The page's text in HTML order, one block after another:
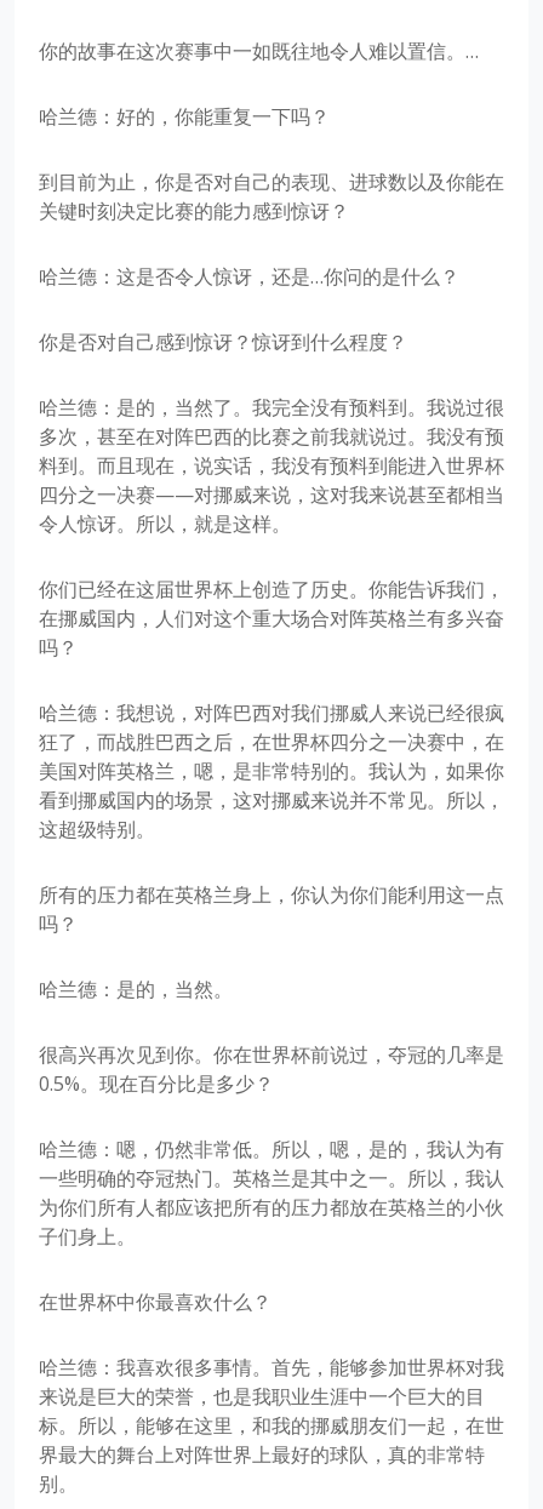
你的故事在这次赛事中一如既往地令人难以置信。…
哈兰德：好的，你能重复一下吗？
到目前为止，你是否对自己的表现、进球数以及你能在
关键时刻决定比赛的能力感到惊讶？
哈兰德：这是否令人惊讶，还是…你问的是什么？
你是否对自己感到惊讶？惊讶到什么程度？
哈兰德：是的，当然了。我完全没有预料到。我说过很
多次，甚至在对阵巴西的比赛之前我就说过。我没有预
料到。而且现在，说实话，我没有预料到能进入世界杯
四分之一决赛——对挪威来说，这对我来说甚至都相当
令人惊讶。所以，就是这样。
你们已经在这届世界杯上创造了历史。你能告诉我们，
在挪威国内，人们对这个重大场合对阵英格兰有多兴奋
吗？
哈兰德：我想说，对阵巴西对我们挪威人来说已经很疯
狂了，而战胜巴西之后，在世界杯四分之一决赛中，在
美国对阵英格兰，嗯，是非常特别的。我认为，如果你
看到挪威国内的场景，这对挪威来说并不常见。所以，
这超级特别。
所有的压力都在英格兰身上，你认为你们能利用这一点
吗？
哈兰德：是的，当然。
很高兴再次见到你。你在世界杯前说过，夺冠的几率是
0.5%。现在百分比是多少？
哈兰德：嗯，仍然非常低。所以，嗯，是的，我认为有
一些明确的夺冠热门。英格兰是其中之一。所以，我认
为你们所有人都应该把所有的压力都放在英格兰的小伙
子们身上。
在世界杯中你最喜欢什么？
哈兰德：我喜欢很多事情。首先，能够参加世界杯对我
来说是巨大的荣誉，也是我职业生涯中一个巨大的目
标。所以，能够在这里，和我的挪威朋友们一起，在世
界最大的舞台上对阵世界上最好的球队，真的非常特
别。